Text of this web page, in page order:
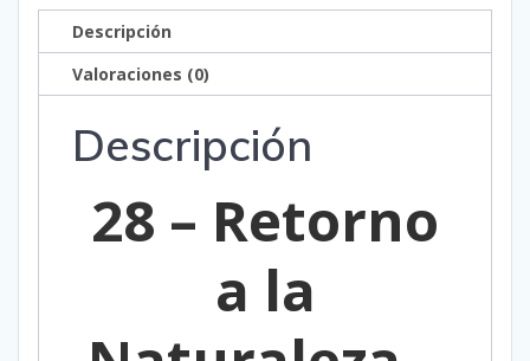
cantidad
Descripción
Valoraciones (0)
Descripción
28 – Retorno
a la